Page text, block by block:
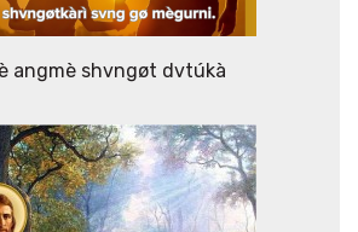
angmè shvngøt dvtúkà